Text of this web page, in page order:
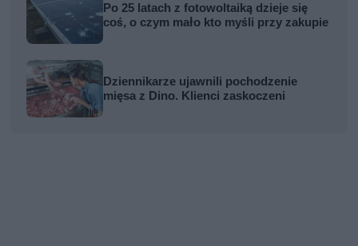
Po 25 latach z fotowoltaiką dzieje się
coś, o czym mało kto myśli przy zakupie
Dziennikarze ujawnili pochodzenie
mięsa z Dino. Klienci zaskoczeni